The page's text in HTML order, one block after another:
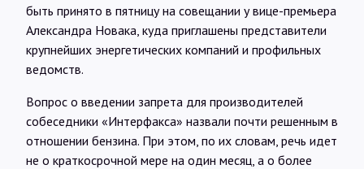
быть принято в пятницу на совещании у вице-премьера
Александра Новака, куда приглашены представители
крупнейших энергетических компаний и профильных
ведомств.
Вопрос о введении запрета для производителей
собеседники «Интерфакса» назвали почти решенным в
отношении бензина. При этом, по их словам, речь идет
не о краткосрочной мере на один месяц, а о более